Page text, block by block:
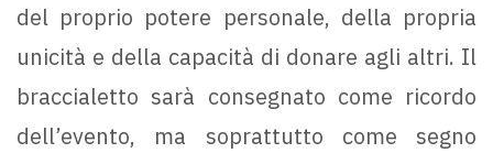
del proprio potere personale, della propria
unicità e della capacità di donare agli altri. Il
braccialetto sarà consegnato come ricordo
dell’evento, ma soprattutto come segno